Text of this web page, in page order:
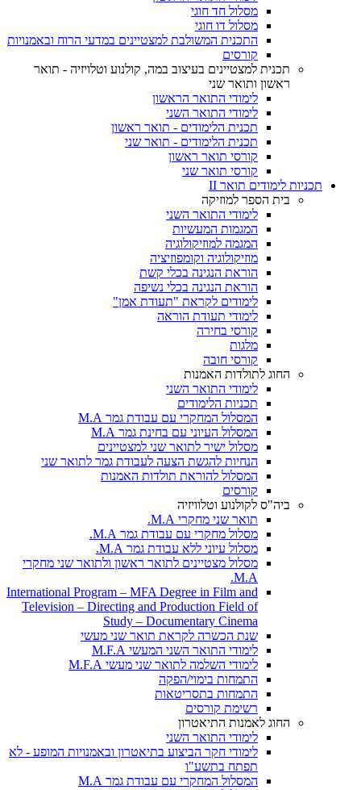
מסלול חד חוגי
מסלול דו חוגי
התכנית המשולבת למצטיינים במדעי הרוח ובאמנויות
קורסים
תכנית למצטיינים בעיצוב במה, קולנוע וטלויזיה - תואר
ראשון ותואר שני
לימודי התואר הראשון
לימודי התואר השני
תכנית הלימודים - תואר ראשון
תכנית הלימודים - תואר שני
קורסי תואר ראשון
קורסי תואר שני
תכניות לימודים תואר II
בית הספר למוזיקה
לימודי התואר השני
המגמות המעשיות
המגמה למוזיקולוגיה
מוזיקולוגיה וקומפוזיציה
הוראת הנגינה בכלי קשת
הוראת הנגינה בכלי נשיפה
לימודים לקראת "תעודת אמן"
לימודי תעודת הוראה
קורסי בחירה
מלגות
קורסי חובה
החוג לתולדות האמנות
לימודי התואר השני
תכניות הלימודים
המסלול המחקרי עם עבודת גמר M.A
המסלול העיוני עם בחינת גמר M.A
מסלול ישיר לתואר שני למצטיינים
הנחיות להגשת הצעה לעבודת גמר לתואר שני
המסלול להוראת תולדות האמנות
קורסים
ביה"ס לקולנוע וטלוויזיה
תואר שני מחקרי M.A.
מסלול מחקרי עם עבודת גמר M.A.
מסלול עיוני ללא עבודת גמר M.A.
מסלול מצטיינים לתואר ראשון ולתואר שני מחקרי
M.A.
International Program – MFA Degree in Film and
Television – Directing and Production Field of
Study – Documentary Cinema
שנת הכשרה לקראת תואר שני מעשי
לימודי התואר השני המעשי M.F.A
לימודי השלמה לתואר שני מעשי M.F.A
התמחות בימוי/הפקה
התמחות בתסריטאות
רשימת קורסים
החוג לאמנות התיאטרון
לימודי התואר השני
לימודי חקר הביצוע בתיאטרון ובאמנויות המופע - לא
תפתח בתשע"ו
המסלול המחקרי עם עבודת גמר M.A